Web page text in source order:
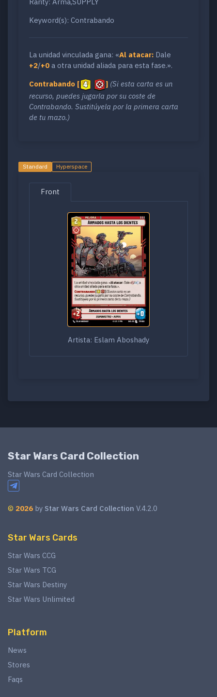
Keyword(s): Contrabando
La unidad vinculada gana: «Al atacar: Dale
+2/+0 a otra unidad aliada para esta fase.».
Contrabando [ ] (Si esta carta es un
recurso, puedes jugarla por su coste de
Contrabando. Sustitúyela por la primera carta
de tu mazo.)
Standard Hyperspace
Front
Artista: Eslam Aboshady
Star Wars Card Collection
Star Wars Card Collection
© 2026 by Star Wars Card Collection V.4.2.0
Star Wars Cards
Star Wars CCG
Star Wars TCG
Star Wars Destiny
Star Wars Unlimited
Platform
News
Stores
Faqs